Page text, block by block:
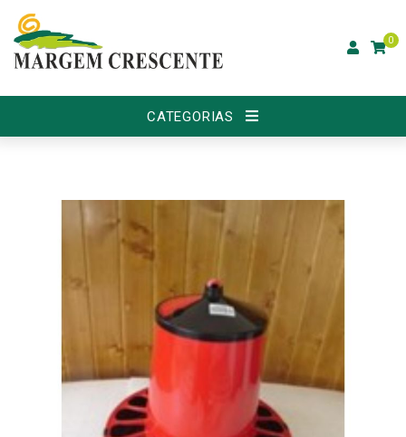
0
CATEGORIAS